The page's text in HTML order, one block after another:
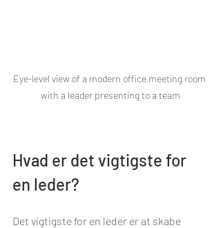
Eye-level view of a modern office meeting room
with a leader presenting to a team
Hvad er det vigtigste for
en leder?
Det vigtigste for en leder er at skabe